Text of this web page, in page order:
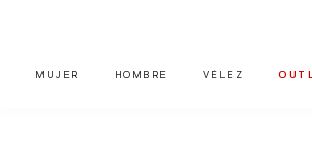
MUJER HOMBRE VÉLEZ